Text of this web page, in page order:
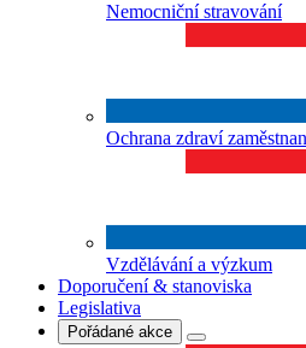
Nemocniční stravování
Ochrana zdraví
Vzdělávání a výzkum
Doporučení & stanoviska
Legislativa
Pořádané akce